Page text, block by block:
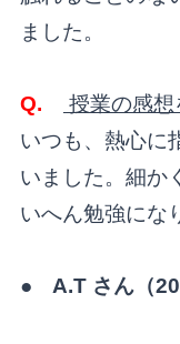
ました。
Q.
授業の感想
いつも、熱心に
いました。細か
いへん勉強にな
● A.T さん（